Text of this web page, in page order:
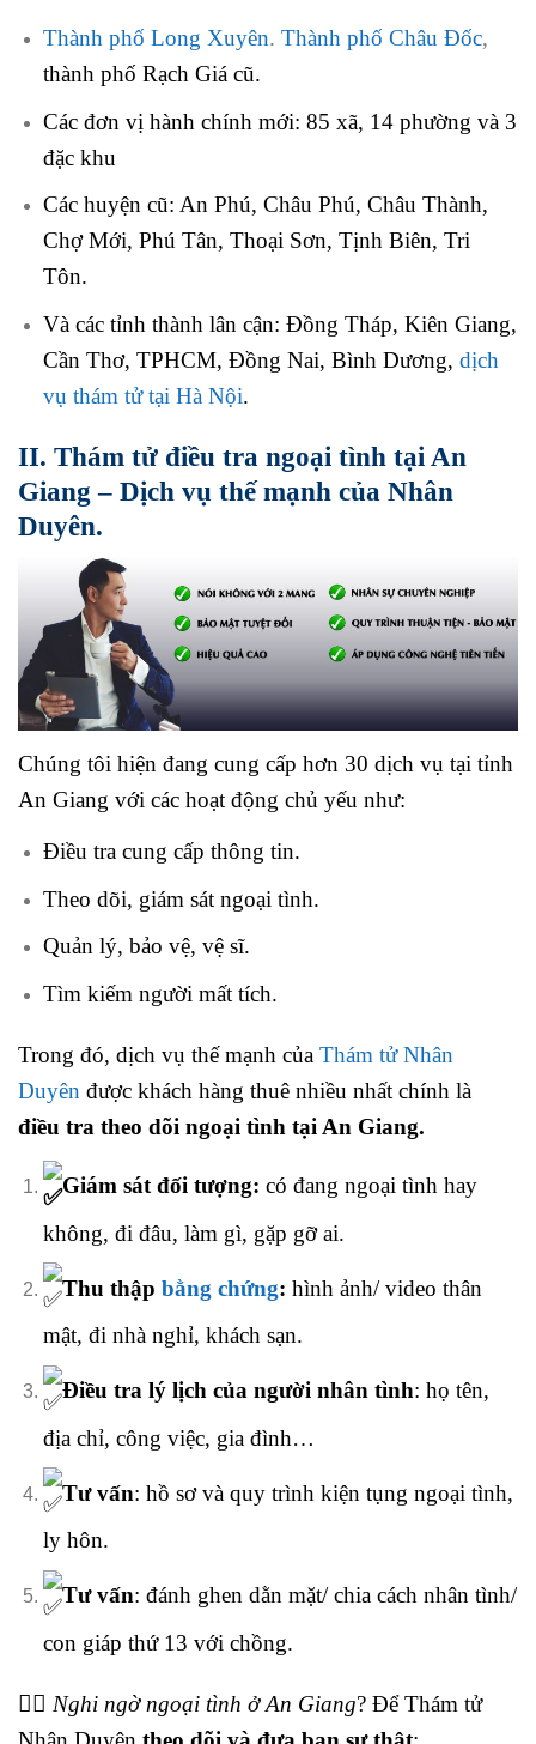
Thành phố Long Xuyên. Thành phố Châu Đốc,
thành phố Rạch Giá cũ.
Các đơn vị hành chính mới: 85 xã, 14 phường và 3
đặc khu
Các huyện cũ: An Phú, Châu Phú, Châu Thành,
Chợ Mới, Phú Tân, Thoại Sơn, Tịnh Biên, Tri
Tôn.
Và các tỉnh thành lân cận: Đồng Tháp, Kiên Giang,
Cần Thơ, TPHCM, Đồng Nai, Bình Dương, dịch
vụ thám tử tại Hà Nội.
II. Thám tử điều tra ngoại tình tại An
Giang – Dịch vụ thế mạnh của Nhân
Duyên.
Chúng tôi hiện đang cung cấp hơn 30 dịch vụ tại tỉnh
An Giang với các hoạt động chủ yếu như:
Điều tra cung cấp thông tin.
Theo dõi, giám sát ngoại tình.
Quản lý, bảo vệ, vệ sĩ.
Tìm kiếm người mất tích.
Trong đó, dịch vụ thế mạnh của Thám tử Nhân
Duyên được khách hàng thuê nhiều nhất chính là
điều tra theo dõi ngoại tình tại An Giang.
Giám sát đối tượng: có đang ngoại tình hay
không, đi đâu, làm gì, gặp gỡ ai.
Thu thập bằng chứng: hình ảnh/ video thân
mật, đi nhà nghỉ, khách sạn.
Điều tra lý lịch của người nhân tình: họ tên,
địa chỉ, công việc, gia đình…
Tư vấn: hồ sơ và quy trình kiện tụng ngoại tình,
ly hôn.
Tư vấn: đánh ghen dằn mặt/ chia cách nhân tình/
con giáp thứ 13 với chồng.
🕵️‍♂️ Nghi ngờ ngoại tình ở An Giang? Để Thám tử